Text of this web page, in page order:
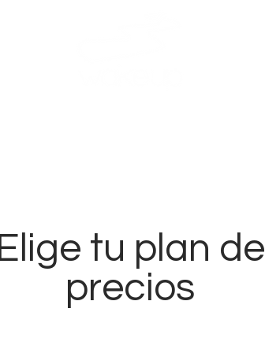
Elige tu plan de
precios